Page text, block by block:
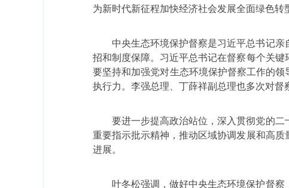
为新时代新征程加快经济社会发展全面绿色转
中央生态环境保护督察是习近平总书记
招和制度保障。习近平总书记在督察每个关
要坚持和加强党对生态环境保护督察工作的
执行力。李强总理、丁薛祥副总理也多次对督
要进一步提高政治站位，深入贯彻党的
重要指示批示精神，推动区域协调发展和高
进展。
叶冬松强调，做好中央生态环境保护督